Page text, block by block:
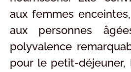
aux femmes
aux personnes
polyvalence
pour le petit-